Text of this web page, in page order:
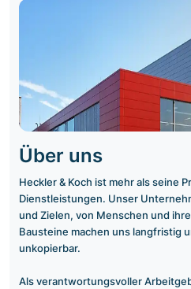
Über uns
Heckler & Koch ist mehr als seine
Dienstleistungen. Unser
und Zielen, von Menschen und
Bausteine machen uns langfristig
unkopierbar.
Als verantwortungsvoller